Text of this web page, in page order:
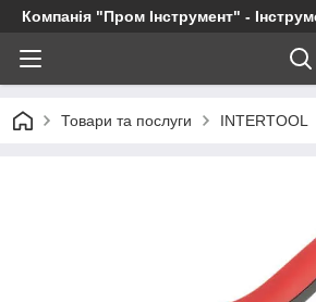
Компанія "Пром Інструмент" -
Товари та послуги INTERTOOL